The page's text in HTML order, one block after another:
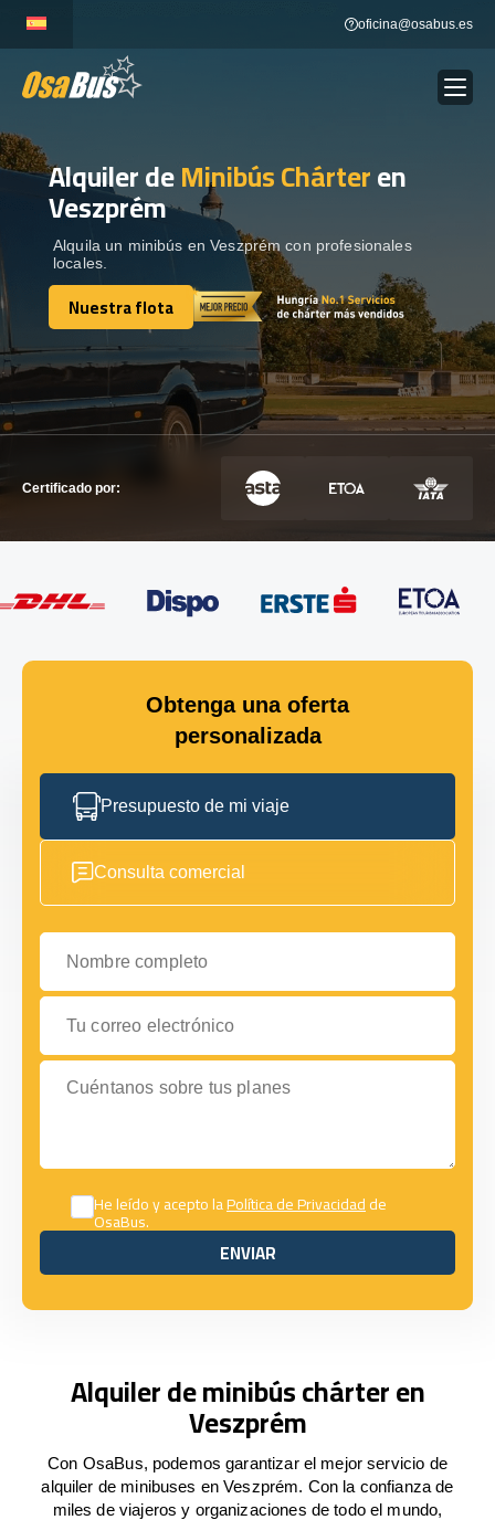
content
oficina@osabus.es
ALQUILER DE AUTOCARES Show dropdown
DESTINOS
RECORRIDAS Show dropdown
Alquiler deMinibús Chárteren
Veszprém
Alquila un minibús en Veszprém con profesionales
locales.
Nuestra flota
Nuestra flota
Certificado por:
Obtenga una oferta
personalizada
Presupuesto de mi viaje
Consulta comercial
Nombre completo
Tu correo electrónico
Cuéntanos sobre tus planes
He leído y acepto laPolítica de Privacidadde
OsaBus.
ENVIAR
ENVIAR
Alquiler de minibús chárter en
Veszprém
Con OsaBus, podemos garantizar el mejor servicio de
alquiler de minibuses en Veszprém. Con la confianza de
miles de viajeros y organizaciones de todo el mundo,